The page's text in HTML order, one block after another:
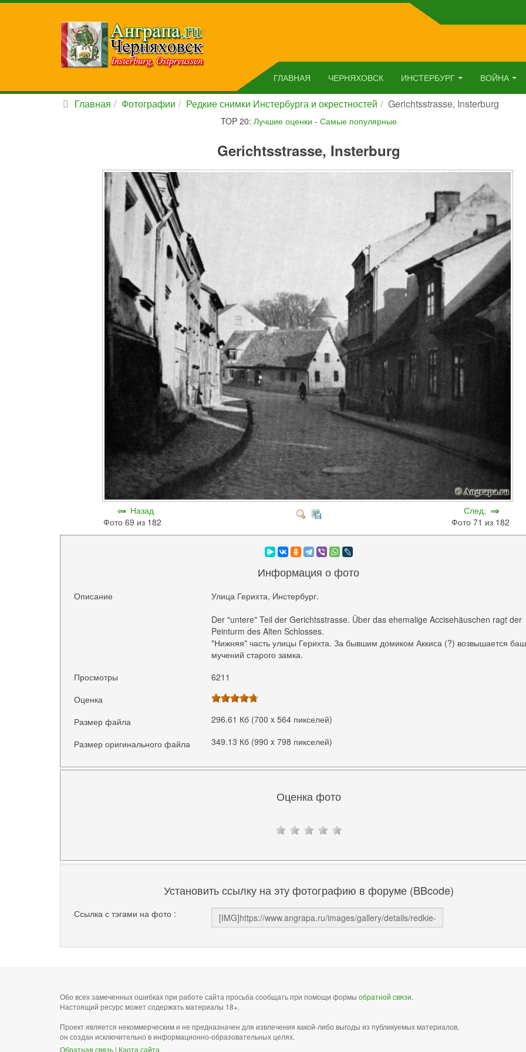
ГЛАВНАЯ ЧЕРНЯХОВСК ИНСТЕРБУРГ ВОЙНА
Главная Фотографии Редкие снимки Инстербурга и окрестностей Gerichtsstrasse, Insterburg
TOP 20: Лучшие оценки - Самые популярные
Gerichtsstrasse, Insterburg
Назад
Фото 69 из 182
След.
Фото 71 из 182
Информация о фото
Описание
Улица Герихта, Инстербург.
Der "untere" Teil der Gerichtsstrasse. Über das ehemalige Accisehäuschen ragt der
Peinturm des Alten Schlosses.
"Нижняя" часть улицы Герихта. За бывшим домиком Аккиса (?) возвышается
мучений старого замка.
Просмотры
6211
Оценка
Размер файла
296.61 Кб (700 x 564 пикселей)
Размер оригинального файла 349.13 Кб (990 x 798 пикселей)
Оценка фото
Установить ссылку на эту фотографию в форуме (BBcode)
Ссылка с тэгами на фото :
Обо всех замеченных ошибках при работе сайта просьба сообщать при помощи формы обратной связи.
Настоящий ресурс может содержать материалы 18+.
Проект является некоммерческим и не предназначен для извлечения какой-либо выгоды из публикуемых материалов,
он создан исключительно в информационно-образовательных целях.
Обратная связь | Карта сайта